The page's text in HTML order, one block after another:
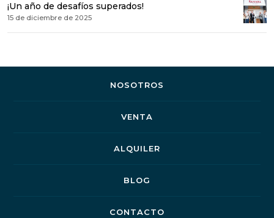
¡Un año de desafíos superados!
15 de diciembre de 2025
NOSOTROS
VENTA
ALQUILER
BLOG
CONTACTO